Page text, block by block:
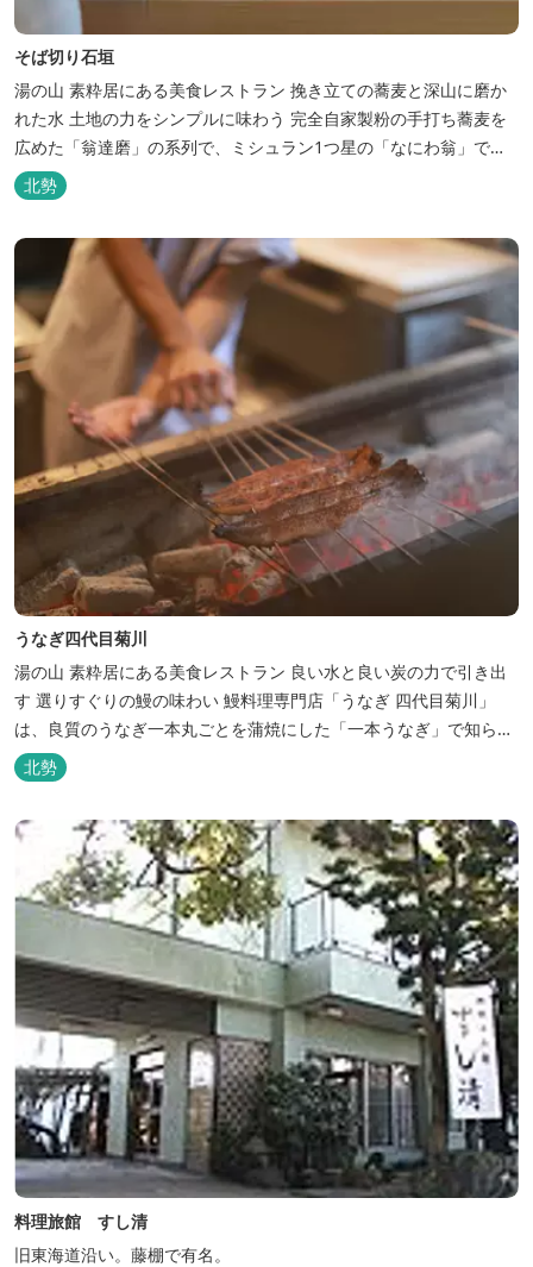
そば切り石垣
湯の山 素粋居にある美食レストラン 挽き立ての蕎麦と深山に磨か
れた水 土地の力をシンプルに味わう 完全自家製粉の手打ち蕎麦を
広めた「翁達磨」の系列で、ミシュラン1つ星の「なにわ翁」で研
鑽を積んだ石垣雄介氏が開業した「そば切り石垣」。 翁伝統の完全
自家製粉による二八蕎麦を踏襲し、蕎麦と酒をシンプルに楽しむ店
を実現しました。国産蕎麦の香りを存分に引き出す、湯の山温泉の
天然の水の力...
北勢
うなぎ四代目菊川
湯の山 素粋居にある美食レストラン 良い水と良い炭の力で引き出
す 選りすぐりの鰻の味わい 鰻料理専門店「うなぎ 四代目菊川」
は、良質のうなぎ一本丸ごとを蒲焼にした「一本うなぎ」で知られ
ます。大きさも太さも極上の鰻を厳選し、皮をパリッと焼き上げて
も身質がフワッとやわらかい、贅沢な食感を実現。 鮮度抜群の鰻を
毎日捌き、良質の炭で焼き立てを供します。素材から炭まで、鰻の
美味しさを熟...
北勢
料理旅館 すし清
旧東海道沿い。藤棚で有名。